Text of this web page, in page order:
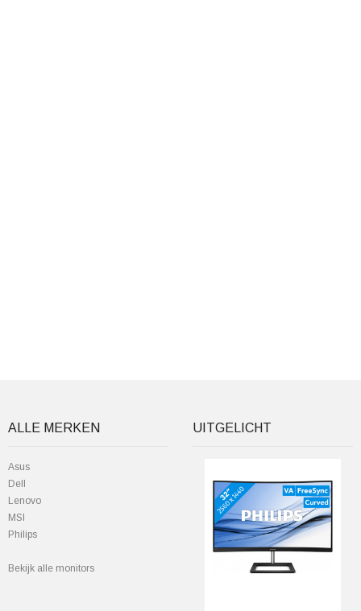
ALLE MERKEN
Asus
Dell
Lenovo
MSI
Philips
Bekijk alle monitors
UITGELICHT